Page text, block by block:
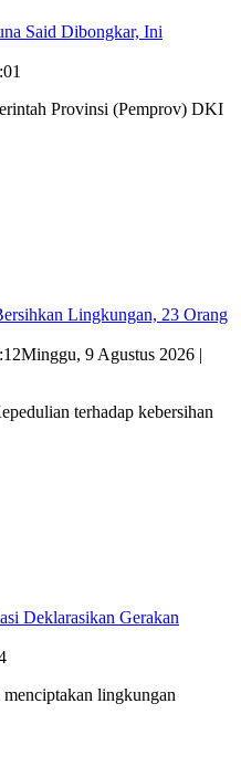
Said Dibongkar, Ini
Provinsi (Pemprov) DKI
Lingkungan, 23 Orang
Minggu, 9 Agustus 2026 |
terhadap kebersihan
Deklarasikan Gerakan
lingkungan